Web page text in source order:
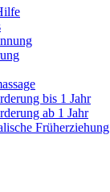
bis 1 Jahr
ab 1 Jahr
Früherziehung